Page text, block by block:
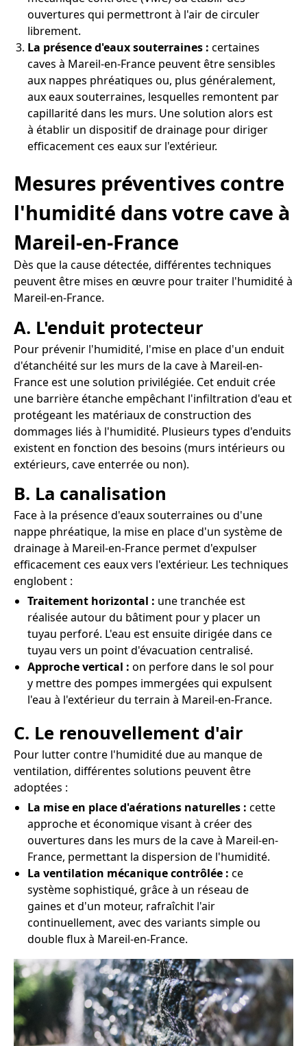
ouvertures qui permettront à l'air de circuler
librement.
La présence d'eaux souterraines : certaines
caves à Mareil-en-France peuvent être sensibles
aux nappes phréatiques ou, plus généralement,
aux eaux souterraines, lesquelles remontent par
capillarité dans les murs. Une solution alors est
à établir un dispositif de drainage pour diriger
efficacement ces eaux sur l'extérieur.
Mesures préventives contre
l'humidité dans votre cave à
Mareil-en-France
Dès que la cause détectée, différentes techniques
peuvent être mises en œuvre pour traiter l'humidité à
Mareil-en-France.
A. L'enduit protecteur
Pour prévenir l'humidité, l'mise en place d'un enduit
d'étanchéité sur les murs de la cave à Mareil-en-
France est une solution privilégiée. Cet enduit crée
une barrière étanche empêchant l'infiltration d'eau et
protégeant les matériaux de construction des
dommages liés à l'humidité. Plusieurs types d'enduits
existent en fonction des besoins (murs intérieurs ou
extérieurs, cave enterrée ou non).
B. La canalisation
Face à la présence d'eaux souterraines ou d'une
nappe phréatique, la mise en place d'un système de
drainage à Mareil-en-France permet d'expulser
efficacement ces eaux vers l'extérieur. Les techniques
englobent :
Traitement horizontal : une tranchée est
réalisée autour du bâtiment pour y placer un
tuyau perforé. L'eau est ensuite dirigée dans ce
tuyau vers un point d'évacuation centralisé.
Approche vertical : on perfore dans le sol pour
y mettre des pompes immergées qui expulsent
l'eau à l'extérieur du terrain à Mareil-en-France.
C. Le renouvellement d'air
Pour lutter contre l'humidité due au manque de
ventilation, différentes solutions peuvent être
adoptées :
La mise en place d'aérations naturelles : cette
approche et économique visant à créer des
ouvertures dans les murs de la cave à Mareil-en-
France, permettant la dispersion de l'humidité.
La ventilation mécanique contrôlée : ce
système sophistiqué, grâce à un réseau de
gaines et d'un moteur, rafraîchit l'air
continuellement, avec des variants simple ou
double flux à Mareil-en-France.